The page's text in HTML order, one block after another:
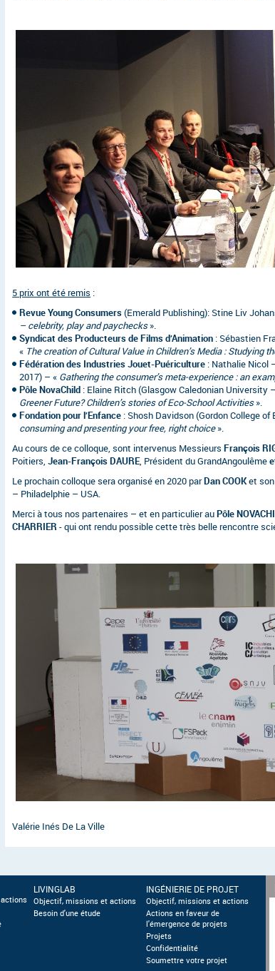
5 prix ont été remis :
Revue Young Consumers(Emerald Publishing): Stine Liv
– celebrity, play and paychecks».
Syndicat des Producteurs de Films d’Animation : Sébastien
« The creation of Cultural Value in Children’s Media : Studying
Fédération des Industries Jouet-Puériculture : Nathalie Nicol
2017) – « Gathering the consumer’s meta-experience : an
Pôle NovaChild : Elaine Ritch (Glasgow Caledonian University
Greener Future? Children’s stories of Eco-School Activities».
Fondation pour l’Enfance : Shosh Davidson (Gordon College
consuming and presenting your free, right choice».
Au cours de ce colloque, sont intervenus MessieursFrançois
Poitiers,Jean-François DAURE, Président du GrandAngoulême
Le prochain colloque sera organisé en 2020 parDan COOKet
– Philadelphie – USA.
Merci à tous nos partenaires – et en particulier auPôle
CHARRIER- qui ont rendu possible cette très belle rencontre
Valérie Inés De La Ville
LIVINGLAB
Objectif, missions et actions
Besoin d'une étude
INGÉNIERIE DE PROJET
Objectif, missions et actions
Actions en faveur de
l'émergence de projets
Projets
Confidentialité
Soumettre votre projet